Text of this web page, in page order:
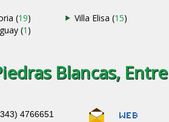
(19) Villa Elisa (15)
(1 )
Blancas, Entre
4766651